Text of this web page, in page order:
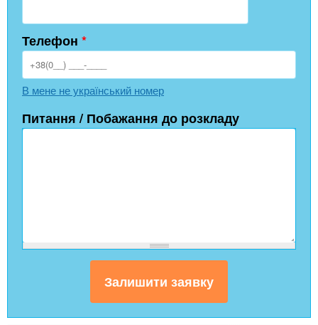
Телефон *
В мене не український номер
Питання / Побажання до розкладу